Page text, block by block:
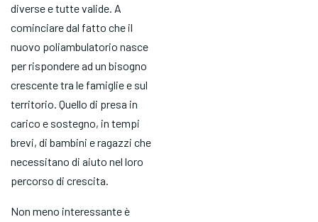
diverse e tutte valide. A
cominciare dal fatto che il
nuovo poliambulatorio nasce
per rispondere ad un bisogno
crescente tra le famiglie e sul
territorio. Quello di presa in
carico e sostegno, in tempi
brevi, di bambini e ragazzi che
necessitano di aiuto nel loro
percorso di crescita.
Non meno interessante è